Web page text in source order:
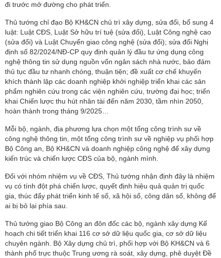
đi trước mở đường cho phát triển.
Thủ tướng chỉ đạo Bộ KH&CN chủ trì xây dựng, sửa đổi, bổ sung 4
luật: Luật CĐS, Luật Sở hữu trí tuệ (sửa đổi), Luật Công nghệ cao
(sửa đổi) và Luật Chuyển giao công nghệ (sửa đổi); sửa đổi Nghị
định số 82/2024/NĐ-CP quy định quản lý đầu tư ứng dụng công
nghệ thông tin sử dụng nguồn vốn ngân sách nhà nước, bảo đảm
thủ tục đầu tư nhanh chóng, thuận tiện; đề xuất cơ chế khuyến
khích thành lập các doanh nghiệp khởi nghiệp triển khai các sản
phẩm nghiên cứu trong các viện nghiên cứu, trường đại học; triển
khai Chiến lược thu hút nhân tài đến năm 2030, tầm nhìn 2050,
hoàn thành trong tháng 9/2025…
Mỗi bộ, ngành, địa phương lựa chọn một tổng công trình sư về
công nghệ thông tin, một tổng công trình sư về nghiệp vụ phối hợp
Bộ Công an, Bộ KH&CN và doanh nghiệp công nghệ để xây dựng
kiến trúc và chiến lược CĐS của bộ, ngành mình.
Đối với nhóm nhiệm vụ về CĐS, Thủ tướng nhận định đây là nhiệm
vụ có tính đột phá chiến lược, quyết định hiệu quả quản trị quốc
gia, thúc đẩy phát triển kinh tế số, xã hội số, công dân số, không để
ai bị bỏ lại phía sau.
Thủ tướng giao Bộ Công an đôn đốc các bộ, ngành xây dựng Kế
hoạch chi tiết triển khai 116 cơ sở dữ liệu quốc gia, cơ sở dữ liệu
chuyên ngành. Bộ Xây dựng chủ trì, phối hợp với Bộ KH&CN và 6
thành phố trực thuộc Trung ương rà soát, xây dựng, phê duyệt Đề